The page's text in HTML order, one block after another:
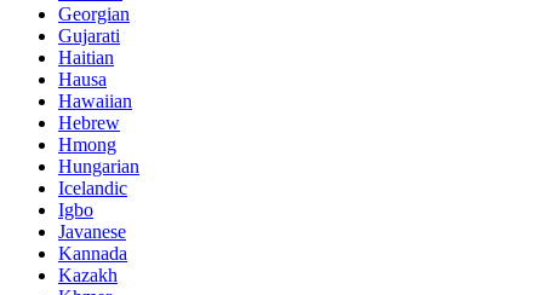
Georgian
Gujarati
Haitian
Hausa
Hawaiian
Hebrew
Hmong
Hungarian
Icelandic
Igbo
Javanese
Kannada
Kazakh